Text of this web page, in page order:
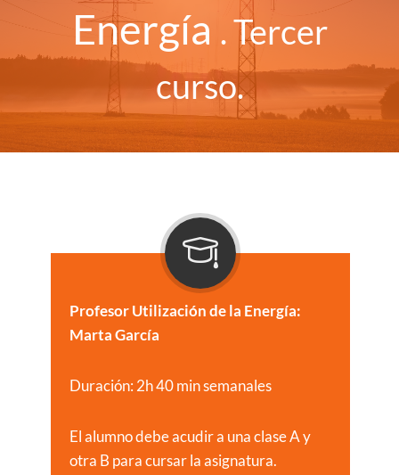
Energía . Tercer
curso.
Profesor Utilización de la Energía:
Marta García
Duración: 2h 40 min semanales
El alumno debe acudir a una clase A y
otra B para cursar la asignatura.​